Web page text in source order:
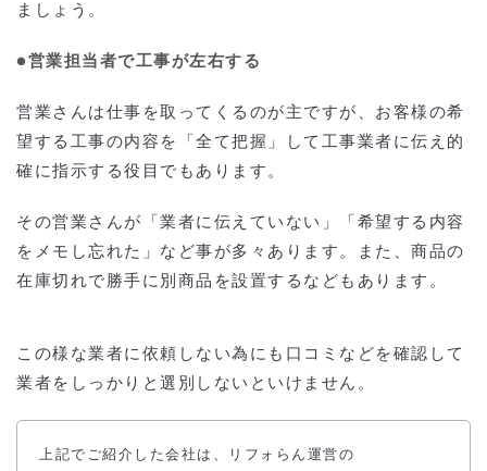
ましょう。
●営業担当者で工事が左右する
営業さんは仕事を取ってくるのが主ですが、お客様の希
望する工事の内容を「全て把握」して工事業者に伝え的
確に指示する役目でもあります。
その営業さんが「業者に伝えていない」「希望する内容
をメモし忘れた」など事が多々あります。また、商品の
在庫切れで勝手に別商品を設置するなどもあります。
この様な業者に依頼しない為にも口コミなどを確認して
業者をしっかりと選別しないといけません。
上記でご紹介した会社は、リフォらん運営の